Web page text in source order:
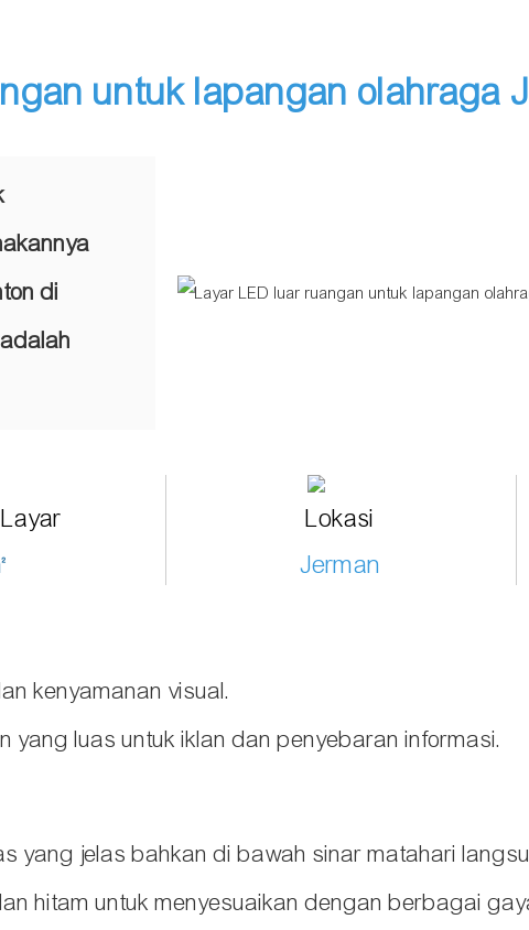
untuk lapangan olahraga
di
Lokasi
Jerman
kenyamanan visual.
luas untuk iklan dan penyebaran informasi.
yang jelas bahkan di bawah sinar matahari
hitam untuk menyesuaikan dengan berbagai